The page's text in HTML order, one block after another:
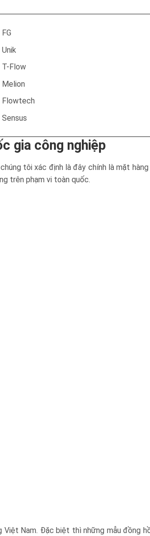
FG
Unik
T-Flow
Melion
Flowtech
Sensus
gia công nghiệp
tôi xác định là đây chính là mặt
trên phạm vi toàn quốc.
Nam. Đặc biệt thì những mẫu đồng